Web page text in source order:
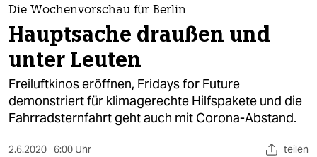
themen
politik
öko
gesellschaft
Die Wochenvorschau für Berlin
Hauptsache draußen und
unter Leuten
Freiluftkinos eröffnen, Fridays for Future
demonstriert für klimagerechte Hilfspakete und die
Fahrradsternfahrt geht auch mit Corona-Abstand.
2.6.2020 6:00 Uhr teilen